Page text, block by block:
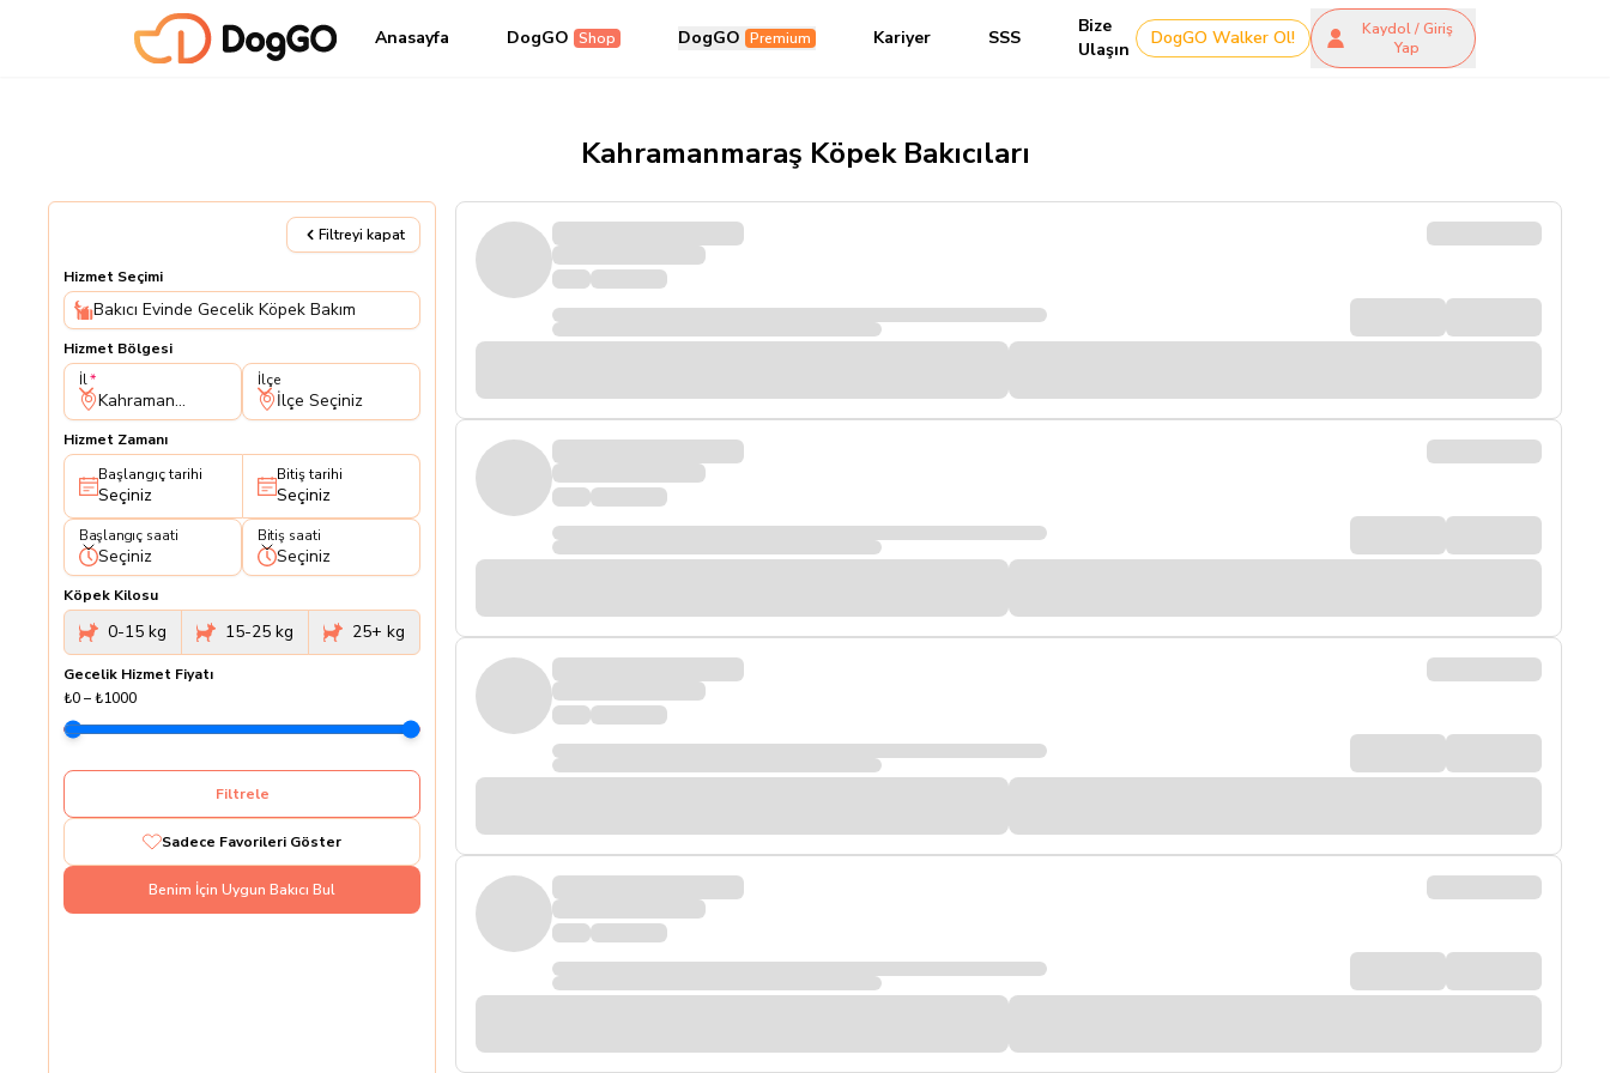
Anasayfa DogGO Shop DogGO Premium Kariyer SSS
Bize
Ulaşın
DogGO Walker Ol!
Kaydol / Giriş
Yap
Kahramanmaraş Köpek Bakıcıları
Filtreyi kapat
Hizmet Seçimi
Bakıcı Evinde Gecelik Köpek Bakım
Hizmet Bölgesi
İl İl
Kahramanmaraş
İlçeİlçe
İlçe Seçiniz
Hizmet Zamanı
Başlangıç tarihi
Seçiniz
Bitiş tarihi
Seçiniz
Başlangıç saati
Başlangıç saati
Seçiniz
Bitiş saati
Bitiş saati
Seçiniz
Köpek Kilosu
0-15 kg 15-25 kg 25+ kg
Gecelik Hizmet Fiyatı
₺0–₺1000
Filtrele
Sadece Favorileri Göster
Benim İçin Uygun Bakıcı Bul